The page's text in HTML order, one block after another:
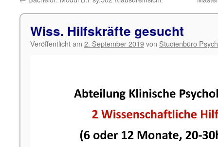
Wiss. Hilfskräfte gesucht
Veröffentlicht am 2. September 2019von Studienbüro